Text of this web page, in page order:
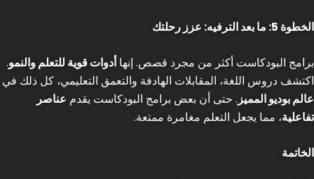
الخطوة 5: ما بعد الترفيه: عزز رحلتك
برامج البودكاست أكثر من مجرد قصص. إنهاأدوات قوية للتعلم والنمو.
اكتشف دروس اللغة، المقابلات الهادفة والتعمق التعليمي، كل ذلك في
عالم بوديو المميز . حتى أن بعض برامج البودكاست يقدم عناصر
تفاعلية، مما يجعل التعلم مغامرة ممتعة.
الخاتمة